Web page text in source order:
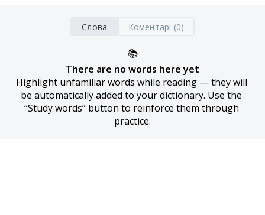
Слова Коментарі (0)
📚
There are no words here yet
Highlight unfamiliar words while reading — they will
be automatically added to your dictionary. Use the
“Study words” button to reinforce them through
practice.